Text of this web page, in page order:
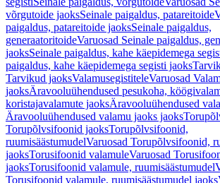
võrgutoide jaoksSeinale paigaldus, patareitoide
paigaldus, patareitoide jaoksSeinale paigaldus,
generaatoritoideVaruosad Seinale paigaldus,
jaoksSeinale paigaldus, kahe käepidemega
paigaldus, kahe käepidemega segisti jaoks
Tarvikud jaoksValamusegistiteleVaruosad
jaoksÄravooluühendused pesukoha,
koristajavalamute jaoksÄravooluühendused
Äravooluühendused valamu jaoks jaoks
Torupõlvsifoonid jaoksTorupõlvsifoonid,
ruumisäästumudelVaruosad Torupõlvsifoonid,
jaoksTorusifoonid valamuleVaruosad
jaoksTorusifoonid valamule, ruumisäästumudel
Torusifoonid valamule, ruumisäästumudel jaoks